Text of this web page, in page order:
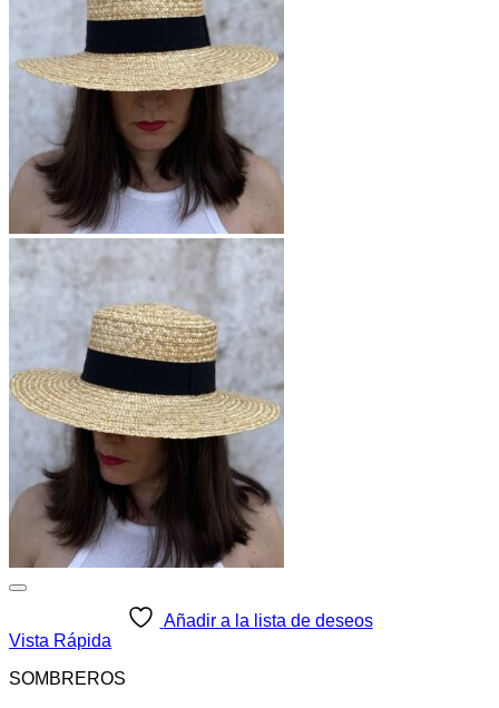
Las
pueden
página
de
producto
Añadir a la lista de deseos
Vista Rápida
SOMBREROS